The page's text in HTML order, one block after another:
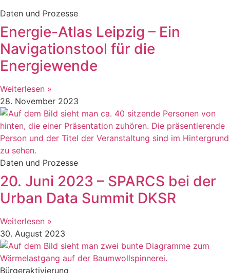
Daten und Prozesse
Energie-Atlas Leipzig – Ein
Navigationstool für die
Energiewende
Weiterlesen »
28. November 2023
Daten und Prozesse
20. Juni 2023 – SPARCS bei der
Urban Data Summit DKSR
Weiterlesen »
30. August 2023
Bürgeraktivierung